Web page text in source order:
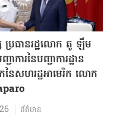
ប្រធានរដ្ឋលោក តូ ឡឹម
ការនៃបញ្ជាការដ្ឋាន
ៃសហរដ្ឋអាមេរិក លោក
ព័ត៌មាន